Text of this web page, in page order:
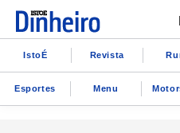
IstoÉ Revista
Esportes Menu